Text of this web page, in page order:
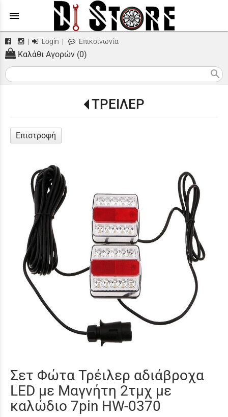
menu
| Login | Επικοινωνία
Καλάθι Αγορών (0)
search
ΤΡΕΙΛΕΡ
Επιστροφή
Σετ Φώτα Τρέιλερ αδιάβροχα
LED με Μαγνήτη 2τμχ με
καλώδιο 7pin HW-0370